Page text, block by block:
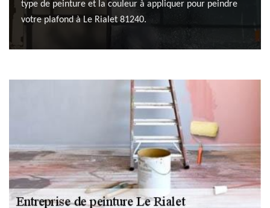
type de peinture et la couleur à appliquer pour peindre
votre plafond à Le Rialet 81240.